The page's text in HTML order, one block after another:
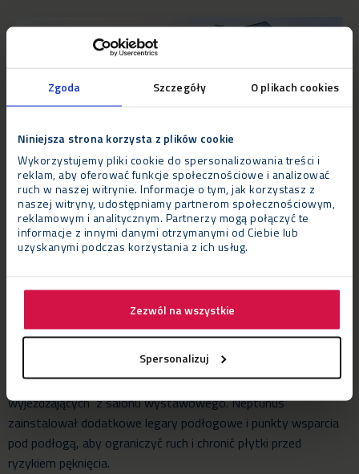
Zgoda Szczegóły O plikach cookies
Niniejsza strona korzysta z plików cookie
Wykorzystujemy pliki cookie do spersonalizowania treści i
reklam, aby oferować funkcje społecznościowe i analizować
ruch w naszej witrynie. Informacje o tym, jak korzystasz z
naszej witryny, udostępniamy partnerom społecznościowym,
reklamowym i analitycznym. Partnerzy mogą połączyć te
informacje z innymi danymi otrzymanymi od Ciebie lub
uzyskanymi podczas korzystania z ich usług.
Zezwól na wszystkie
Spersonalizuj
tymczasowej konstrukcji o wysokiej jakości, którą można było
zbudować w ciasnych ramach czasowych. Bardzo ważne było
również, aby podłoga była solidna i sztywna, aby pomieścić
wykładzinę z płytek ceramicznych – i była w stanie poradzić
sobie z ciężarem i ruchem samochodów wjeżdżających i
wyjeżdżających z salonu wystawowego. Neptunus
zainstalował dodatkowe legary podłogowe i punkty wsparcia
pod podłogą, aby ograniczyć ruch i chronić płytki przed
ryzykiem pęknięcia.